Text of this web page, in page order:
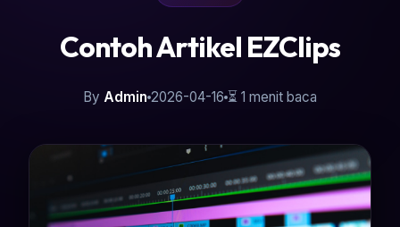
Contoh Artikel EZClips
By Admin 2026-04-16 ⏳ 1 menit baca